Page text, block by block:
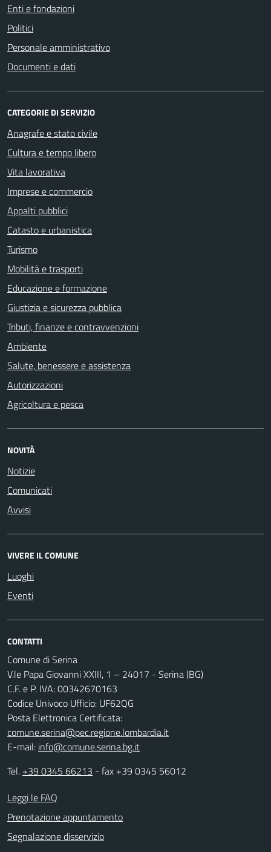
Enti e fondazioni
Politici
Personale amministrativo
Documenti e dati
CATEGORIE DI SERVIZIO
Anagrafe e stato civile
Cultura e tempo libero
Vita lavorativa
Imprese e commercio
Appalti pubblici
Catasto e urbanistica
Turismo
Mobilità e trasporti
Educazione e formazione
Giustizia e sicurezza pubblica
Tributi, finanze e contravvenzioni
Ambiente
Salute, benessere e assistenza
Autorizzazioni
Agricoltura e pesca
NOVITÀ
Notizie
Comunicati
Avvisi
VIVERE IL COMUNE
Luoghi
Eventi
CONTATTI
Comune di Serina
V.le Papa Giovanni XXIII, 1 – 24017 - Serina (BG)
C.F. e P. IVA: 00342670163
Codice Univoco Ufficio: UF62QG
Posta Elettronica Certificata:
comune.serina@pec.regione.lombardia.it
E-mail: info@comune.serina.bg.it
Tel. +39 0345 66213 - fax +39 0345 56012
Leggi le FAQ
Prenotazione appuntamento
Segnalazione disservizio